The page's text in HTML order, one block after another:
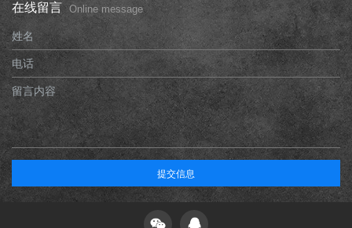
在线留言 Online message
姓名
电话
留言内容
提交信息